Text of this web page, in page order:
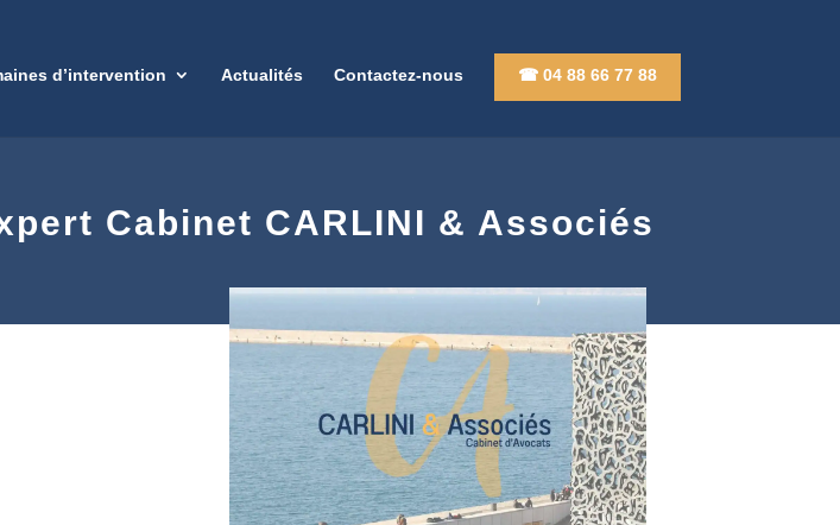
d’intervention Actualités Contactez-nous ☎ 04 88 66 77 88
Cabinet CARLINI & Associés